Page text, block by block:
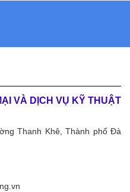
VÀ DỊCH VỤ KỸ THUẬT
Thanh Khê, Thành phố Đà